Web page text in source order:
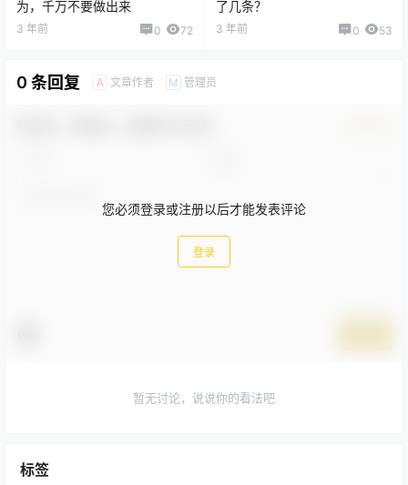
为，千万不要做出来
3 年前 0 72
了几条？
3 年前 0 53
0 条回复 A 文章作者 M 管理员
您必须登录或注册以后才能发表评论
登录
暂无讨论，说说你的看法吧
标签